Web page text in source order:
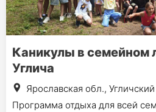
Каникулы в семейном
Углича
Ярославская обл.,
Программа отдыха для всей